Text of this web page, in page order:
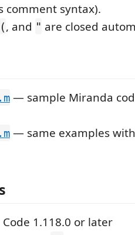
comment syntax).
(, and " are closed
— sample Miranda
— same examples
1.118.0 or later